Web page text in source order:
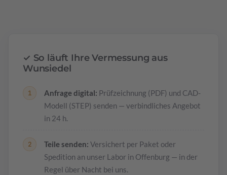
✓ So läuft Ihre Vermessung aus
Wunsiedel
Anfrage digital: Prüfzeichnung (PDF) und CAD-
Modell (STEP) senden — verbindliches Angebot
in 24 h.
Teile senden: Versichert per Paket oder
Spedition an unser Labor in Offenburg — in der
Regel über Nacht bei uns.